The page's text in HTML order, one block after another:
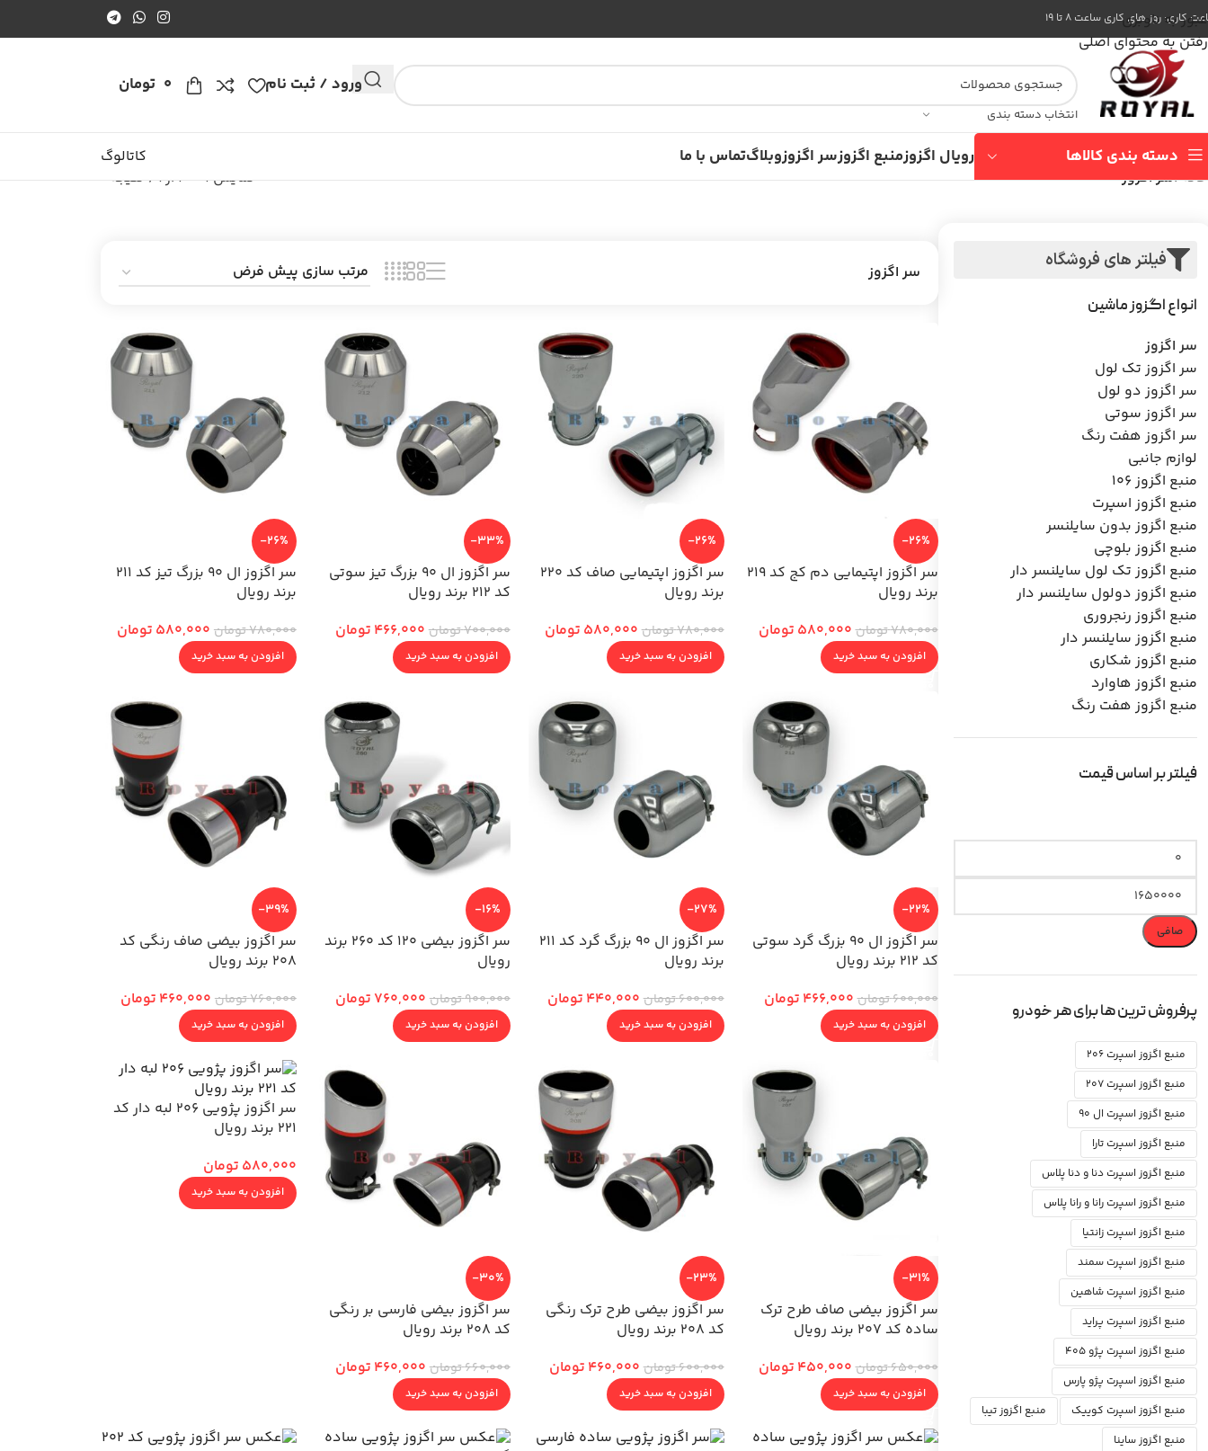
عبور به ناوبری
رفتن به محتوای اصلی
کاری: روز های کاری ساعت ۸ تا ۱۹
انتخاب دسته بندی
ورود / ثبت نام 0 تومان
دسته بندی کالاها رویال اگزوزمنبع اگزوزسر اگزوزوبلاگتماس با ما
کاتالوگ
خانه/سر اگزوز نمایش 1–40 از 69 نتیجه
فیلتر های فروشگاه
انواع اگزوز ماشین
سر اگزوز
سر اگزوز تک لول
سر اگزوز دو لول
سر اگزوز سوتی
سر اگزوز هفت رنگ
لوازم جانبی
منبع اگزوز 106
منبع اگزوز اسپرت
منبع اگزوز بدون سایلنسر
منبع اگزوز بلوچی
منبع اگزوز تک لول سایلنسر دار
منبع اگزوز دولول سایلنسر دار
منبع اگزوز رنجروری
منبع اگزوز سایلنسر دار
منبع اگزوز شکاری
منبع اگزوز هاوارد
منبع اگزوز هفت رنگ
فیلتر بر اساس قیمت
صافی
پرفروش ترین ها برای هر خودرو
منبع اگزوز اسپرت 206
منبع اگزوز اسپرت 207
منبع اگزوز اسپرت ال 90
منبع اگزوز اسپرت تارا
منبع اگزوز اسپرت دنا و دنا پلاس
منبع اگزوز اسپرت رانا و رانا پلاس
منبع اگزوز اسپرت زانتیا
منبع اگزوز اسپرت سمند
منبع اگزوز اسپرت شاهین
منبع اگزوز اسپرت پراید
منبع اگزوز اسپرت پژو 405
منبع اگزوز اسپرت پژو پارس
منبع اگزوز اسپرت کوییک
منبع اگزوز تیبا
منبع اگزوز ساینا
سر اگزوز
-26%
سر اگزوز اپتیمایی دم کج کد 219
برند رویال
780,000تومان 580,000 تومان
افزودن به سبد خرید
-26%
سر اگزوز اپتیمایی صاف کد 220
برند رویال
780,000تومان 580,000 تومان
افزودن به سبد خرید
-33%
سر اگزوز ال 90 بزرگ تیز سوتی
کد 212 برند رویال
700,000تومان 466,000 تومان
افزودن به سبد خرید
-26%
سر اگزوز ال 90 بزرگ تیز کد 211
برند رویال
780,000تومان 580,000 تومان
افزودن به سبد خرید
-22%
سر اگزوز ال 90 بزرگ گرد سوتی
کد 212 برند رویال
600,000تومان 466,000 تومان
افزودن به سبد خرید
-27%
سر اگزوز ال 90 بزرگ گرد کد 211
برند رویال
600,000تومان 440,000 تومان
افزودن به سبد خرید
-16%
سر اگزوز بیضی 120 کد 260 برند
رویال
900,000تومان 760,000 تومان
افزودن به سبد خرید
-39%
سر اگزوز بیضی صاف رنگی کد
208 برند رویال
760,000تومان 460,000 تومان
افزودن به سبد خرید
-31%
سر اگزوز بیضی صاف طرح ترک
ساده کد 207 برند رویال
650,000تومان 450,000 تومان
افزودن به سبد خرید
-23%
سر اگزوز بیضی طرح ترک رنگی
کد 208 برند رویال
600,000تومان 460,000 تومان
افزودن به سبد خرید
-30%
سر اگزوز بیضی فارسی بر رنگی
کد 208 برند رویال
660,000تومان 460,000 تومان
افزودن به سبد خرید
سر اگزوز پژویی 206 لبه دار کد
221 برند رویال
580,000 تومان
افزودن به سبد خرید